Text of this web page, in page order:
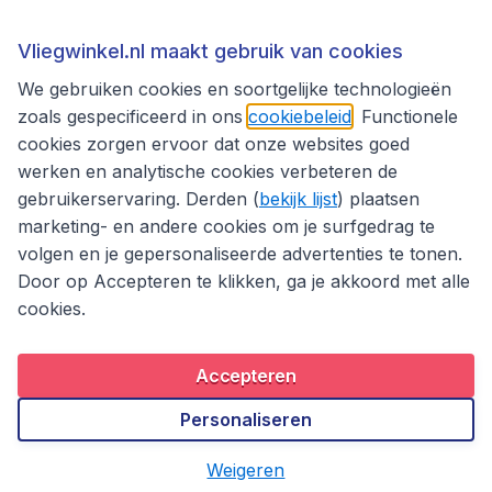
Thema's
Privacybeleid
Copyright © 2026
Vliegwinkel.nl maakt gebruik van cookies
We gebruiken cookies en soortgelijke technologieën
zoals gespecificeerd in ons cookiebeleid . Functionele
cookies zorgen ervoor dat onze websites goed
werken en analytische cookies verbeteren de
gebruikerservaring. Derden (bekijk lijst) plaatsen
marketing- en andere cookies om je surfgedrag te
volgen en je gepersonaliseerde advertenties te tonen.
Door op Accepteren te klikken, ga je akkoord met alle
cookies.
Accepteren
Personaliseren
Weigeren